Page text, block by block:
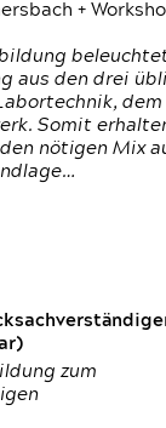
+
aus den drei
Somit
nötigen Mix
zum